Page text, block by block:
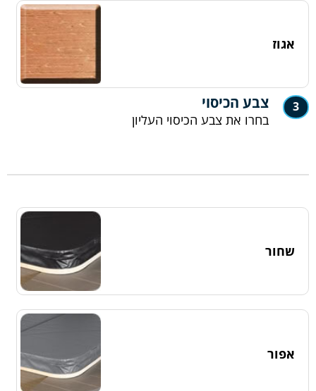
אגוז
3 צבע הכיסוי
בחרו את צבע הכיסוי העליון
שחור
אפור